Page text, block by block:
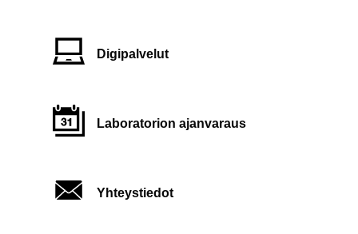
Digipalvelut
Laboratorion ajanvaraus
Yhteystiedot